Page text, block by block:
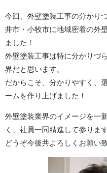
今回、外壁塗装工事の分かり
井市・小牧市に地域密着の外
ました！
外壁塗装工事は特に分かりづ
界だと思います。
だからこそ、分かりやすく、
ームを作り上げました！
外壁塗装業界のイメージを一
く、社員一同精進して参りま
どうぞ今後共よろしくお願い